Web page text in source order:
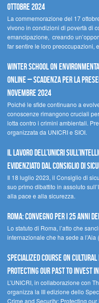
ottobre 2024
La commemorazione del 17
vivono in condizioni di povertà di
emancipazione, creando
far sentire le loro preoccupazioni,
Winter School on
Online – Scadenza per la
novembre 2024
Poiché le sfide continuano a
conoscenze rimangono cruciali
lotta contro i crimini ambientali.
organizzata da UNICRI e SIOI.
Il lavoro dell’UNICRI
evidenziato dal Consiglio di
Il 18 luglio 2023, il Consiglio di
suo primo dibattito in assoluto
alla pace e alla sicurezza.
Roma: convegno per i 25 anni
Lo statuto di Roma, l’atto che
internazionale che ha sede a
Specialized Course on
Protecting our Past to Invest
L’UNICRI, in collaborazione con
organizza la III edizione dello
Crime and Security: Protecting